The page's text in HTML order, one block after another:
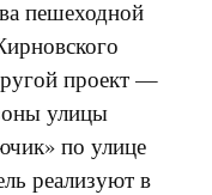
пешеходной
проект —
улицы
по улице
реализуют в